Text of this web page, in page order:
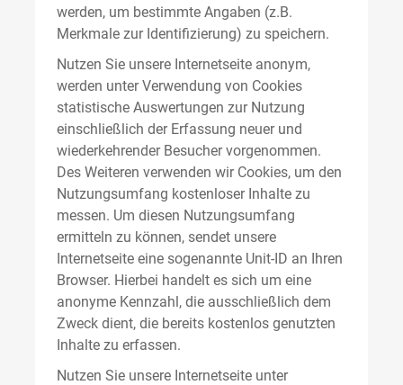
werden, um bestimmte Angaben (z.B.
Merkmale zur Identifizierung) zu speichern.
Nutzen Sie unsere Internetseite anonym,
werden unter Verwendung von Cookies
statistische Auswertungen zur Nutzung
einschließlich der Erfassung neuer und
wiederkehrender Besucher vorgenommen.
Des Weiteren verwenden wir Cookies, um den
Nutzungsumfang kostenloser Inhalte zu
messen. Um diesen Nutzungsumfang
ermitteln zu können, sendet unsere
Internetseite eine sogenannte Unit-ID an Ihren
Browser. Hierbei handelt es sich um eine
anonyme Kennzahl, die ausschließlich dem
Zweck dient, die bereits kostenlos genutzten
Inhalte zu erfassen.
Nutzen Sie unsere Internetseite unter